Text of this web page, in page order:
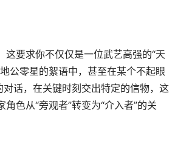
要求你不仅仅是一位武艺高强的“天
公零星的絮语中，甚至在某个不起眼
话，在关键时刻交出特定的信物，这
色从“旁观者”转变为“介入者”的关